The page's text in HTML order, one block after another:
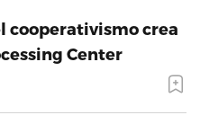
cooperativismo crea
Center